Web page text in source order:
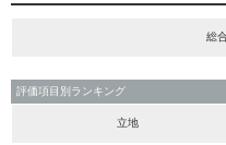
総
評価項目別ランキング
立地